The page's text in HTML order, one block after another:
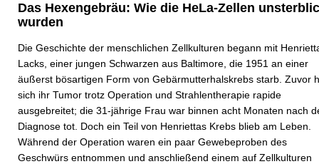
Das Hexengebräu: Wie die HeLa-Zellen
wurden
Die Geschichte der menschlichen Zellkulturen begann mit
Lacks, einer jungen Schwarzen aus Baltimore, die 1951 an einer
äußerst bösartigen Form von Gebärmutterhalskrebs starb. Zuvor
sich ihr Tumor trotz Operation und Strahlentherapie rapide
ausgebreitet; die 31-jährige Frau war binnen acht Monaten nach
Diagnose tot. Doch ein Teil von Henriettas Krebs blieb am Leben.
Während der Operation waren ein paar Gewebeproben des
Geschwürs entnommen und anschließend einem auf Zellkulturen